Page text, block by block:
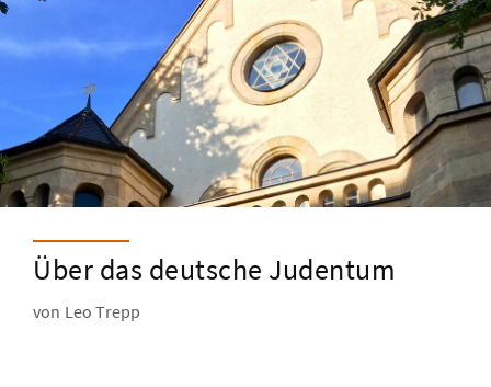
Biographie
Lebenswerk
Überblick über sein Werk
Zentrale Themen und Gedanken
Dialog mit Deutschland
Ausgewählte Essays
Über Uns
Unsere Aufgabe
Unser Namensgeber
Unsere praktische Arbeit
Über das deutsche Judentum
von Leo Trepp